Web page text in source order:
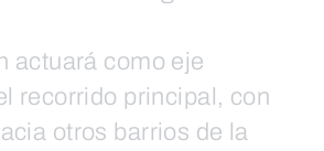
actuará como eje
recorrido principal, con
otros barrios de la